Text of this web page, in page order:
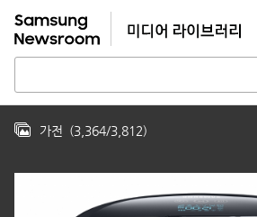
가전 (3,364/3,812)